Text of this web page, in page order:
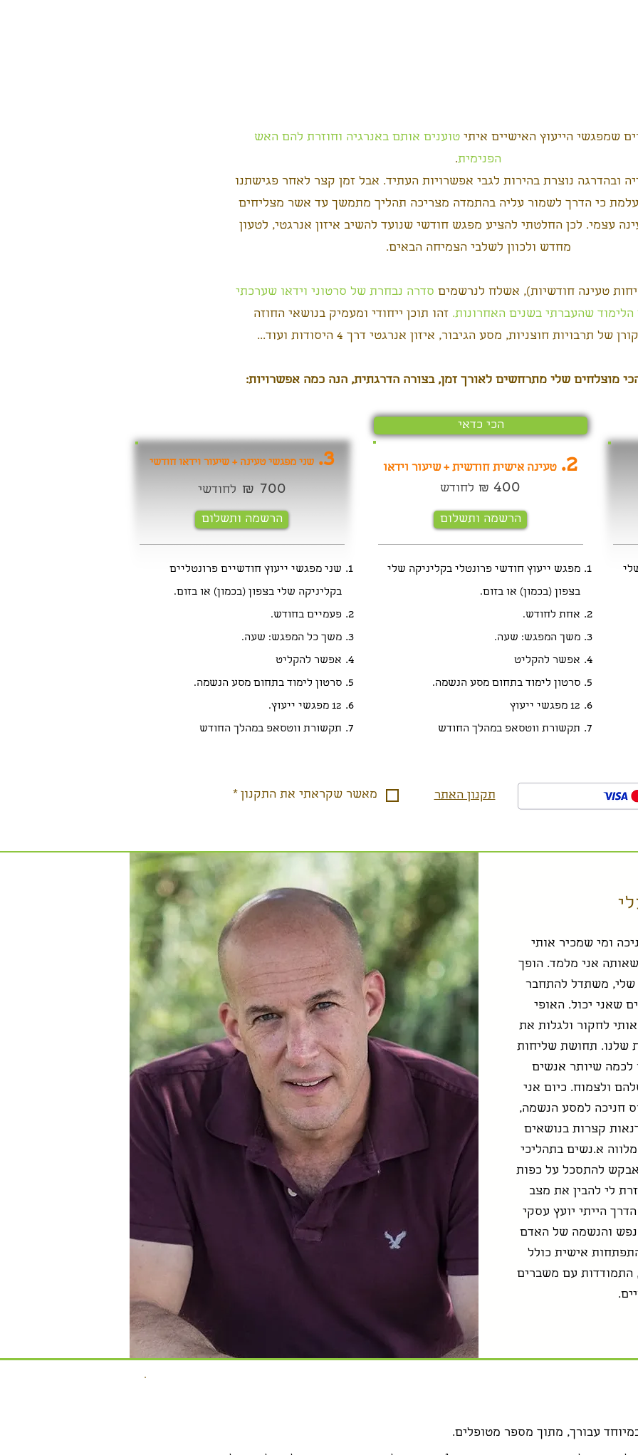
שמפגשי הייעוץ האישיים איתיטוענים אותם באנרגיה וחוזרת להם האש
הפנימית.
ובהדרגה נוצרת בהירות לגבי אפשרויות העתיד. אבל זמן קצר לאחר פגישתנו
כי הדרך לשמור עליה בהתמדה מצריכה תהליך מתמשך עד אשר מצליחים
עצמי. לכן החלטתי להציע מפגש חודשי שנועד להשיב איזון אנרגטי, לטעון
מחדש ולכוון לשלבי הצמיחה הבאים.
טעינה חודשיות), אשלח לנרשמים סדרה נבחרת של סרטוני וידאו שערכתי
הלימוד שהעברתי בשנים האחרונות. זהו תוכן ייחודי ומעמיק בנושאי החוזה
של תרבויות חוצניות, מסע הגיבור, איזון אנרגטי דרך 4 היסודות ועוד...
הכי מוצלחים שלי מתרחשים לאורך זמן, בצורה הדרגתית, הנה כמה אפשרויות:
3. שני מפגשי טעינה + שיעור וידאו חודשי
700
₪ לחודשי
הרשמה ותשלום
שני מפגשי ייעוץ חודשיים פרונטליים
בקליניקה שלי בצפון (בכמון) או בזום.
פעמיים בחודש.
משך כל המפגש: שעה.
אפשר להקליט
סרטון לימוד בתחום מסע הנשמה.
12 מפגשי ייעוץ.
תקשורת ווטסאפ במהלך החודש
הכי כדאי
2. טעינה אישית חודשית + שיעור וידאו
400
₪ לחודש
הרשמה ותשלום
מפגש ייעוץ חודשי פרונטלי בקליניקה שלי
בצפון (בכמון) או בזום.
אחת לחודש.
משך המפגש: שעה.
אפשר להקליט
סרטון לימוד בתחום מסע הנשמה.
12 מפגשי ייעוץ
תקשורת ווטסאפ במהלך החודש
מאשר שקראתי את התקנון * תקנון האתר
ומי שמכיר אותי
אני מלמד. הופך
שלי, משתדל להתחבר
שאני יכול. האופי
לחקור ולגלות את
שלנו. תחושת שליחות
לכמה שיותר אנשים
ולצמוח. כיום אני
חניכה למסע הנשמה,
קצרות בנושאים
למעלה מ 15 שנה מלווה א.נשים בתהליכי
להתסכל על כפות
לי להבין את מצב
הייתי יועץ עסקי
והנשמה של האדם
אישית כולל
התמודדות עם משברים
עבורך, מתוך מספר מטופלים.